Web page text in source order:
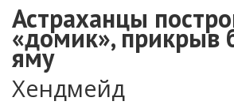
Астраханцы
«домик», прикрыв
яму
Хендмейд